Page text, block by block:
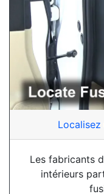
Les fabricants
intérieurs